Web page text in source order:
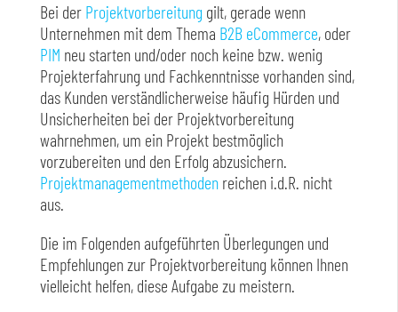
Bei der Projektvorbereitung gilt, gerade wenn
Unternehmen mit dem Thema B2B eCommerce, oder
PIM neu starten und/oder noch keine bzw. wenig
Projekterfahrung und Fachkenntnisse vorhanden sind,
das Kunden verständlicherweise häufig Hürden und
Unsicherheiten bei der Projektvorbereitung
wahrnehmen, um ein Projekt bestmöglich
vorzubereiten und den Erfolg abzusichern.
Projektmanagementmethodenreichen i.d.R. nicht
aus.
Die im Folgenden aufgeführten Überlegungen und
Empfehlungen zur Projektvorbereitung können Ihnen
vielleicht helfen, diese Aufgabe zu meistern.